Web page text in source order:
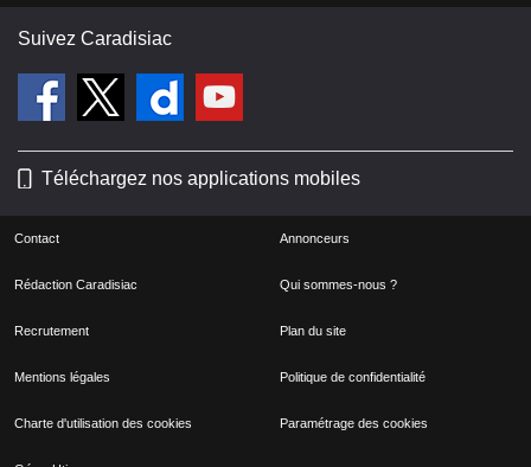
Suivez Caradisiac
Téléchargez nos applications mobiles
Contact Annonceurs
Rédaction Caradisiac Qui sommes-nous ?
Recrutement Plan du site
Mentions légales Politique de confidentialité
Charte d'utilisation des cookies Paramétrage des cookies